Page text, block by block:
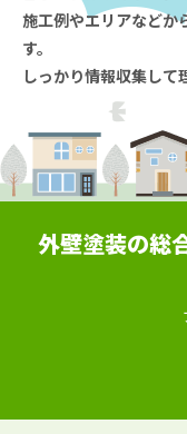
施工例やエリアなどか
す。
しっかり情報収集して
外壁塗装の総